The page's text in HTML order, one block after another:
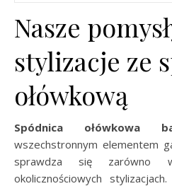
Nasze
stylizacje ze
ołówkową
Spódnica ołówkowa
wszechstronnym elementem
sprawdza się zarówno
okolicznościowych